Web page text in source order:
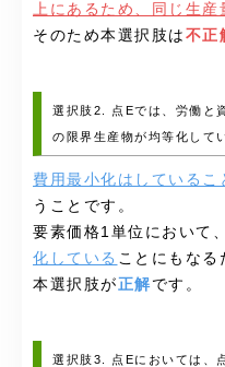
上にあるため、同じ生産
そのため本選択肢は 不正
選択肢2. 点Eでは、労働と
の限界生産物が均等化して
費用最小化はしているこ
うことです。
要素価格1単位において、
化している ことにもなる
本選択肢が 正解です。
選択肢3. 点Eにおいては、